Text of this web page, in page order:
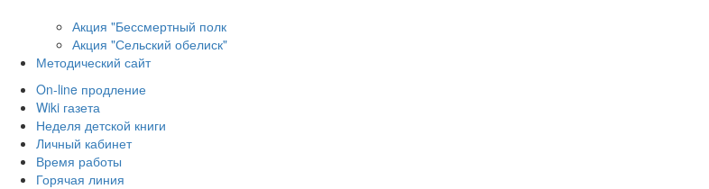
Акция "Бессмертный полк
Акция "Сельский обелиск"
Методический сайт
On-line продление
Wiki газета
Неделя детской книги
Личный кабинет
Время работы
Горячая линия